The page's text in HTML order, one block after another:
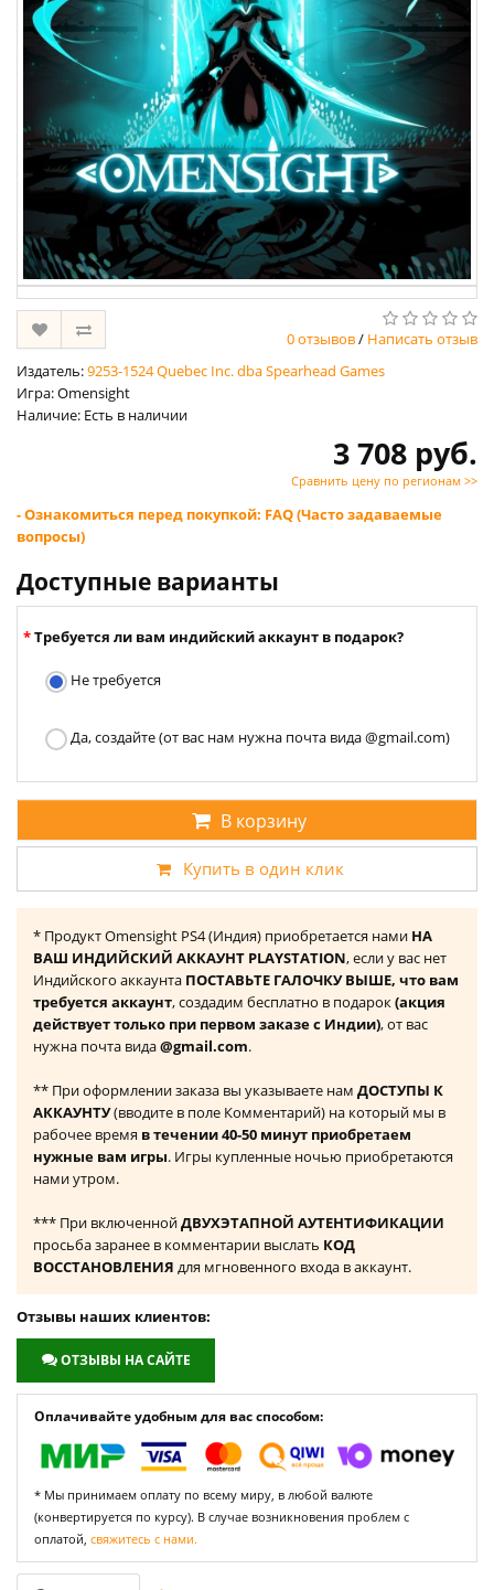
0 отзывов/ Написать отзыв
Издатель:9253-1524 Quebec Inc. dba Spearhead Games
Игра: Omensight
Наличие: Есть в наличии
3 708 руб.
Сравнить цену по регионам >>
- Ознакомиться перед покупкой: FAQ (Часто задаваемые
вопросы)
Доступные варианты
Требуется ли вам индийский аккаунт в подарок?
Не требуется
Да, создайте (от вас нам нужна почта вида @gmail.com)
В корзину
Купить в один клик
* Продукт Omensight PS4 (Индия) приобретается нами НА
ВАШ ИНДИЙСКИЙ АККАУНТ PLAYSTATION, если у вас нет
Индийского аккаунта ПОСТАВЬТЕ ГАЛОЧКУ ВЫШЕ, что вам
требуется аккаунт, создадим бесплатно в подарок(акция
действует только при первом заказе с Индии), от вас
нужна почта вида@gmail.com.
** При оформлении заказа вы указываете нам ДОСТУПЫ К
АККАУНТУ(вводите в поле Комментарий) на который мы в
рабочее время в течении 40-50 минут приобретаем
нужные вам игры. Игры купленные ночью приобретаются
нами утром.
*** При включеннойДВУХЭТАПНОЙ АУТЕНТИФИКАЦИИ
просьба заранее в комментарии выслать КОД
ВОССТАНОВЛЕНИЯ для мгновенного входа в аккаунт.
Отзывы наших клиентов:
ОТЗЫВЫ НА САЙТЕ
Оплачивайте удобным для вас способом:
* Мы принимаем оплату по всему миру, в любой валюте
(конвертируется по курсу). В случае возникновения проблем с
оплатой, свяжитесь с нами.